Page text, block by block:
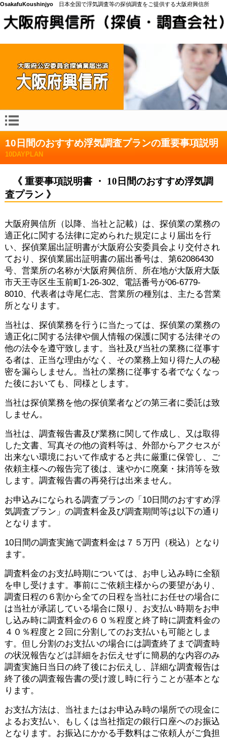
OsakafuKoushinjyo 日本全国で浮気調査等の探偵調査をご提供する大阪府興信所
10日間のおすすめ浮気調査プランの重要事項説明
10DAYPLAN
《 重要事項説明書 ・ 10日間のおすすめ浮気調
査プラン 》
大阪府興信所（以降、当社と記載）は、探偵業の業務の
適正化に関する法律に定められた規定により届出を行
い、探偵業届出証明書が大阪府公安委員会より交付され
ており、探偵業届出証明書の届出番号は、第62086430
号、営業所の名称が大阪府興信所、所在地が大阪府大阪
市天王寺区生玉前町1-26-302、電話番号が06-6779-
8010、代表者は寺尾仁志、営業所の種別は、主たる営業
所となります。
当社は、探偵業務を行うに当たっては、探偵業の業務の
適正化に関する法律や個人情報の保護に関する法律その
他の法令を遵守致します。当社及び当社の業務に従事す
る者は、正当な理由がなく、その業務上知り得た人の秘
密を漏らしません。当社の業務に従事する者でなくなっ
た後においても、同様とします。
当社は探偵業務を他の探偵業者などの第三者に委託は致
しません。
当社は、調査報告書及び業務に関して作成し、又は取得
した文書、写真その他の資料等は、外部からアクセスが
出来ない環境において作成すると共に厳重に保管し、ご
依頼主様への報告完了後は、速やかに廃棄・抹消等を致
します。調査報告書の再発行は出来ません。
お申込みになられる調査プランの「10日間のおすすめ浮
気調査プラン」の調査料金及び調査期間等は以下の通り
となります。
10日間の調査実施で調査料金は７５万円（税込）となり
ます。
調査料金のお支払時期については、お申し込み時に全額
を申し受けます。事前にご依頼主様からの要望があり、
調査日程の６割から全ての日程を当社にお任せの場合に
は当社が承諾している場合に限り、お支払い時期をお申
し込み時に調査料金の６０％程度と終了時に調査料金の
４０％程度と２回に分割してのお支払いも可能としま
す。但し分割のお支払いの場合には調査終了まで調査時
の状況報告などは詳細をお伝えせずに簡易的な内容のみ
調査実施日当日の終了後にお伝えし、詳細な調査報告は
終了後の調査報告書の受け渡し時に行うことが基本とな
ります。
お支払方法は、当社またはお申込み時の場所での現金に
よるお支払い、もしくは当社指定の銀行口座へのお振込
となります。お振込にかかる手数料はご依頼人がご負担